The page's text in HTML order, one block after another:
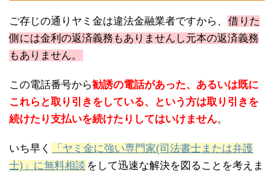
ご存じの通りヤミ金は違法金融業者ですから、
借りた
側には金利の返済義務もありませんし元本の返済義務
もありません。
この電話番号から勧誘の電話があった、あるいは既に
これらと取り引きをしている、という方は取り引きを
続けたり支払いを続けたりしてはいけません。
いち早く
「ヤミ金に強い専門家(司法書士または弁護
士)」に無料相談 をして迅速な解決を図ることを考えま